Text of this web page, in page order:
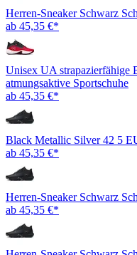
Herren-Sneaker Schwarz
ab 45,35 €*
Unisex UA strapazierfähige
atmungsaktive Sportschuhe
ab 45,35 €*
Black Metallic Silver 42 5
ab 45,35 €*
Herren-Sneaker Schwarz
ab 45,35 €*